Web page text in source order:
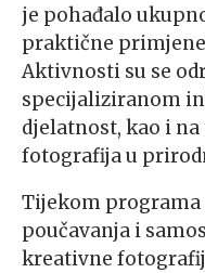
je pohađalo
praktične
Aktivnosti su se
specijaliziranom
djelatnost, kao i
fotografija u
Tijekom
poučavanja i
kreativne